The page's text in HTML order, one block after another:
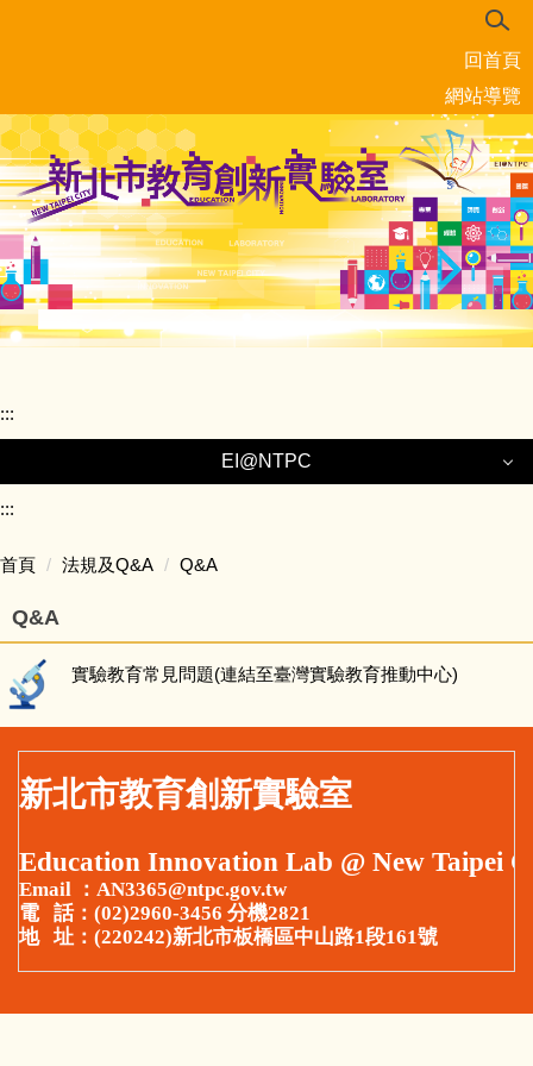
內
容
區
回首頁
網站導覽
:::
EI@NTPC
關於我們
最新消息
師資培訓
學校型態
非學校型態
教育新趨勢
新北亮點
:::
首頁 法規及Q&A Q&A
Q&A
實驗教育常見問題(連結至臺灣實驗教育推動中心)
新北市教育創新實驗室
Education Innovation Lab @ New Taipei
Email ：AN3365@ntpc.gov.tw
電 話：(02)2960-3456 分機2821
地 址：(220242)新北市板橋區中山路1段161號